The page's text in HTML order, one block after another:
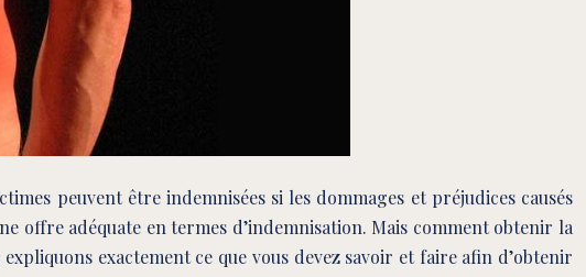
peuvent être indemnisées si les dommages et préjudices causés
offre adéquate en termes d’indemnisation. Mais comment obtenir la
exactement ce que vous devez savoir et faire afin d’obtenir